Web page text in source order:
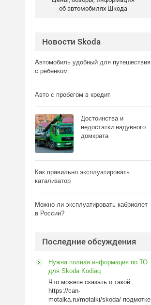
об автомобилях Шкода
Новости Skoda
Автомобиль удобный для путешествия
с ребенком
Авто с пробегом в кредит
Достоинства и
недостатки надувного
домкрата
Как правильно эксплуатировать
катализатор
Можно ли эксплуатировать кабриолет
в России?
Последние обсуждения
Нужна полная информация по ТО
для Skoda Kodiaq
Что можете сказать о такой
https://can-
motalka.ru/motalki/skoda/ подмотке